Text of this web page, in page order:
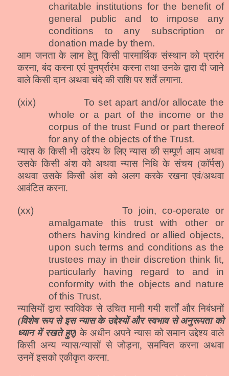
charitable institutions for the benefit of
general public and to impose any
conditions to any subscription or
donation made by them.
आम जनता के लाभ हेतु किसी पारमार्थिक संस्थान को प्रारंभ
करना, बंद करना एवं पुनर्प्रारंभ करना तथा उनके द्वारा दी जाने
वाले किसी दान अथवा चंदे की राशि पर शर्तें लगाना.
(xix)
To set apart and/or allocate the
whole or a part of the income or the
corpus of the trust Fund or part thereof
for any of the objects of the Trust.
न्यास के किसी भी उद्देश्य के लिए न्यास की सम्पूर्ण आय अथवा
उसके किसी अंश को अथवा न्यास निधि के संचय (कॉर्पस)
अथवा उसके किसी अंश को अलग करके रखना एवं/अथवा
आवंटित करना.
(xx)
To join, co-operate or
amalgamate this trust with other or
others having kindred or allied objects,
upon such terms and conditions as the
trustees may in their discretion think fit,
particularly having regard to and in
conformity with the objects and nature
of this Trust.
न्यासियों द्वारा स्वविवेक से उचित मानी गयी शर्तों और निबंधनों
(विशेष रूप से इस न्यास के उद्देश्यों और स्वभाव से अनुरूपता को
ध्यान में रखते हुए) के अधीन अपने न्यास को समान उद्देश्य वाले
किसी अन्य न्यास/न्यासों से जोड़ना, समन्वित करना अथवा
उनमें इसको एकीकृत करना.